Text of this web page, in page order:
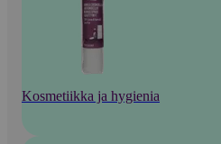
Kosmetiikka ja hygienia